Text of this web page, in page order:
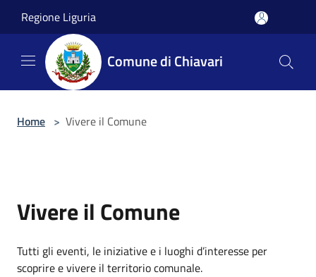
Regione Liguria
Comune di Chiavari
Home > Vivere il Comune
Vivere il Comune
Tutti gli eventi, le iniziative e i luoghi d’interesse per
scoprire e vivere il territorio comunale.